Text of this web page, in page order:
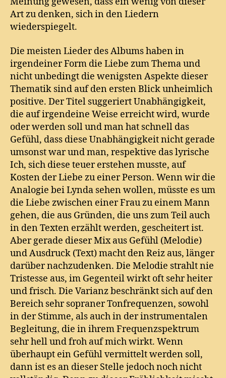
Art zu denken, sich in den Liedern
wiederspiegelt.
Die meisten Lieder des Albums haben in
irgendeiner Form die Liebe zum Thema und
nicht unbedingt die wenigsten Aspekte dieser
Thematik sind auf den ersten Blick unheimlich
positive. Der Titel suggeriert Unabhängigkeit,
die auf irgendeine Weise erreicht wird, wurde
oder werden soll und man hat schnell das
Gefühl, dass diese Unabhängigkeit nicht gerade
umsonst war und man, respektive das lyrische
Ich, sich diese teuer erstehen musste, auf
Kosten der Liebe zu einer Person. Wenn wir die
Analogie bei Lynda sehen wollen, müsste es um
die Liebe zwischen einer Frau zu einem Mann
gehen, die aus Gründen, die uns zum Teil auch
in den Texten erzählt werden, gescheitert ist.
Aber gerade dieser Mix aus Gefühl (Melodie)
und Ausdruck (Text) macht den Reiz aus, länger
darüber nachzudenken. Die Melodie strahlt nie
Tristesse aus, im Gegenteil wirkt oft sehr heiter
und frisch. Die Varianz beschränkt sich auf den
Bereich sehr sopraner Tonfrequenzen, sowohl
in der Stimme, als auch in der instrumentalen
Begleitung, die in ihrem Frequenzspektrum
sehr hell und froh auf mich wirkt. Wenn
überhaupt ein Gefühl vermittelt werden soll,
dann ist es an dieser Stelle jedoch noch nicht